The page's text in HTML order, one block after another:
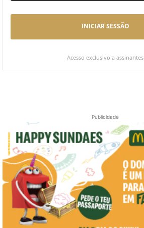
INICIAR SESSÃO
Acesso exclusivo a assinantes
Publicidade